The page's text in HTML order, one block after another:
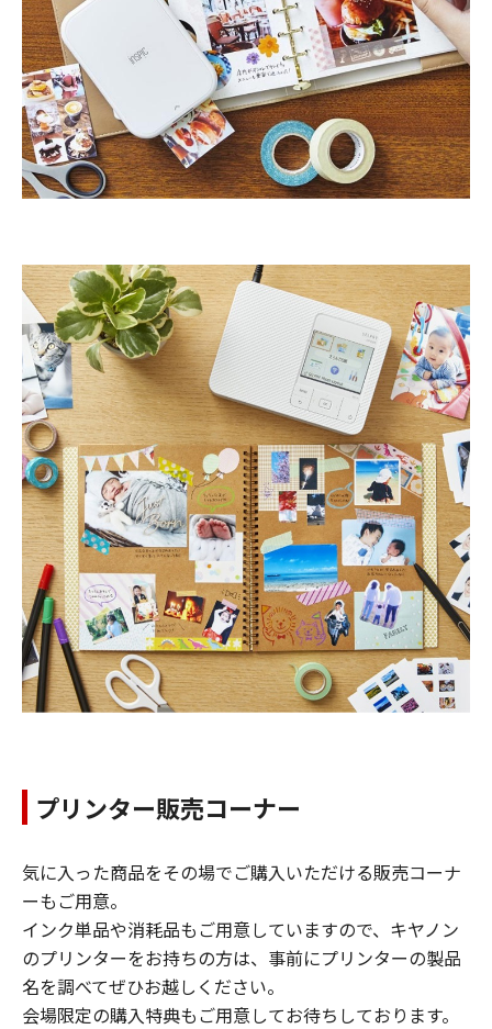
プリンター販売コーナー
気に入った商品をその場でご購入いただける販売コーナ
ーもご用意。
インク単品や消耗品もご用意していますので、キヤノン
のプリンターをお持ちの方は、事前にプリンターの製品
名を調べてぜひお越しください。
会場限定の購入特典もご用意してお待ちしております。